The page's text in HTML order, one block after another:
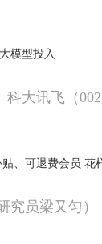
模型投入
大讯飞（
、可退费会员 花
究员梁又匀）